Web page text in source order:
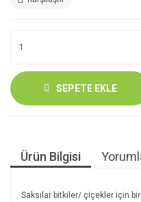
SEPETE EKLE
Ürün Bilgisi
Saksılar bitkiler/ çiçekler için